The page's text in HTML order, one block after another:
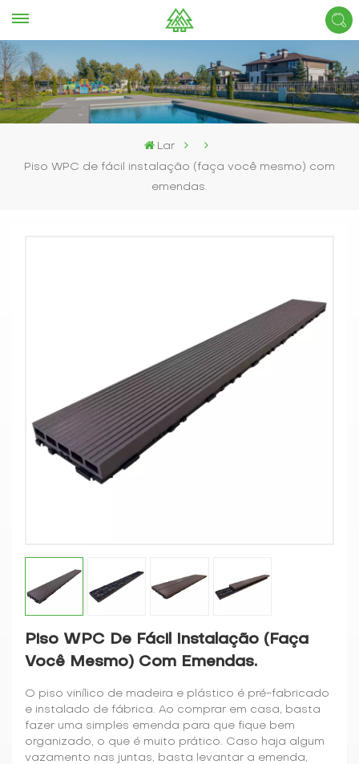
Lar
Piso WPC de fácil instalação (faça você mesmo) com
emendas.
Piso WPC De Fácil Instalação (faça
Você Mesmo) Com Emendas.
O piso vinílico de madeira e plástico é pré-fabricado
e instalado de fábrica. Ao comprar em casa, basta
fazer uma simples emenda para que fique bem
organizado, o que é muito prático. Caso haja algum
vazamento nas juntas, basta levantar a emenda,